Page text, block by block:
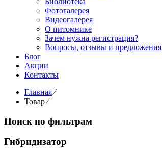
Фотогалерея
Видеогалерея
О питомнике
Зачем нужна регистрация?
Вопросы, отзывы и предложения
Блог
Акции
Контакты
Главная⁄
Товар⁄
Поиск по фильтрам
Гибридизатор